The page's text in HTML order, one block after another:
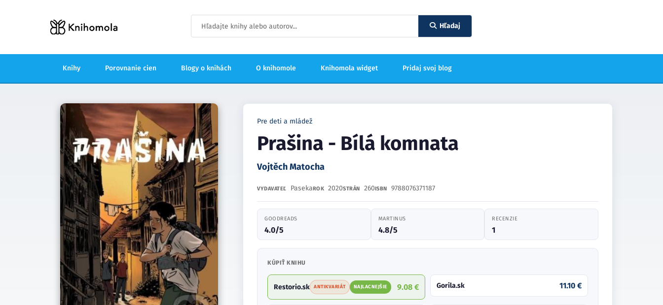
Hľadaj
Knihy Porovnanie cien Blogy o knihách O knihomole Knihomola widget Pridaj svoj blog
Pre deti a mládež
Prašina - Bílá komnata
Vojtěch Matocha
VYDAVATEĽ PasekaROK 2020STRÁN 260ISBN 9788076371187
GOODREADS
4.0/5
MARTINUS
4.8/5
RECENZIE
1
KÚPIŤ KNIHU
Restorio.sk ANTIKVARIÁT NAJLACNEJŠIE 9.08 € Gorila.sk 11.10 €